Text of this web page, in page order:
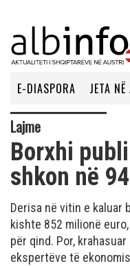
E-DIASPORA JETA
Lajme
Borxhi
shkon në
Derisa në vitin e
kishte 852 milionë
për qind. Por,
ekspertëve të